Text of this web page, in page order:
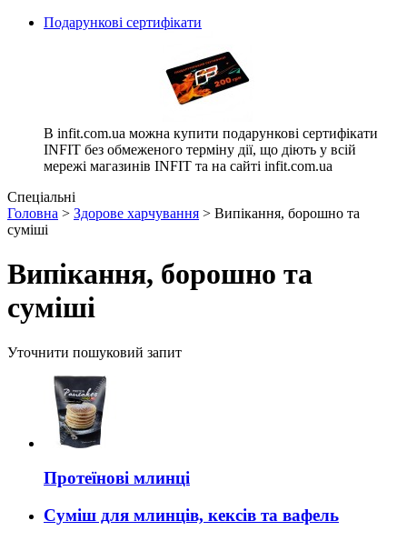
Подарункові сертифікати
В infit.com.ua можна купити подарункові сертифікати
INFIT без обмеженого терміну дії, що діють у всій
мережі магазинів INFIT та на сайті infit.com.ua
Спеціальні
Головна > Здорове харчування > Випікання, борошно та
суміші
Випікання, борошно та
суміші
Уточнити пошуковий запит
Протеїнові млинці
Суміш для млинців, кексів та вафель